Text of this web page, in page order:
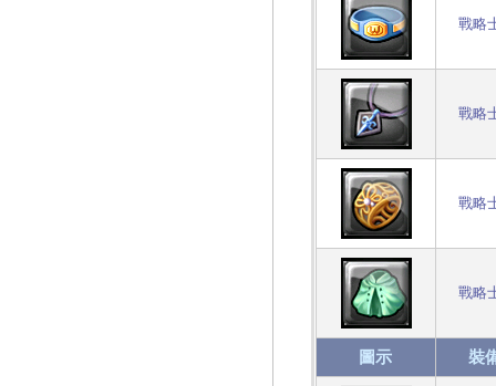
戰略
戰略
戰略
戰略
圖示 裝